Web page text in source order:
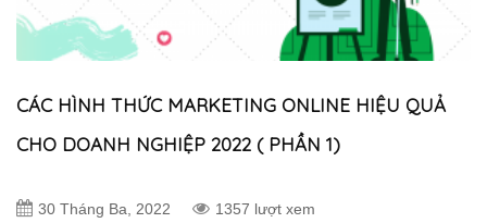
CÁC HÌNH THỨC MARKETING ONLINE HIỆU QUẢ
CHO DOANH NGHIỆP 2022 ( PHẦN 1)
30 Tháng Ba, 2022 1357 lượt xem